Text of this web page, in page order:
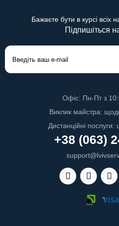
Бажаєте бути в курсі всіх
Підпишіться
Офіс: Пн-Пт з
Виклик майстра:
Дистанційні
+38 (063)